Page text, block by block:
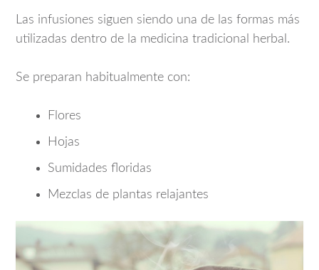
Las infusiones siguen siendo una de las formas más
utilizadas dentro de la medicina tradicional herbal.
Se preparan habitualmente con:
Flores
Hojas
Sumidades floridas
Mezclas de plantas relajantes